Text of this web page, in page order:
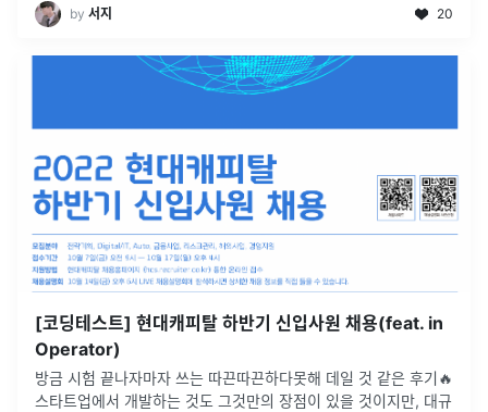
by 서지 20
[코딩테스트] 현대캐피탈 하반기 신입사원 채용(feat. in
Operator)
방금 시험 끝나자마자 쓰는 따끈따끈하다못해 데일 것 같은 후기🔥
스타트업에서 개발하는 것도 그것만의 장점이 있을 것이지만, 대규